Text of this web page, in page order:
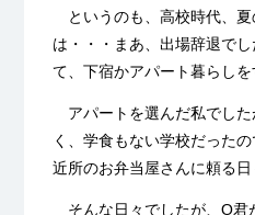
というのも、高校時代、
は・・・まあ、出場辞退で
て、下宿かアパート暮らしを
アパートを選んだ私でし
く、学食もない学校だった
近所のお弁当屋さんに頼る日
そんな日々でしたが、O君